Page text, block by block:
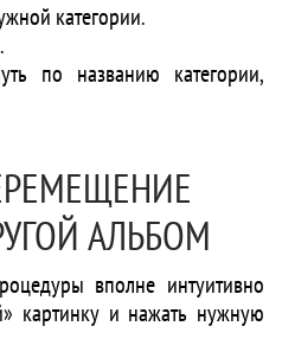
категории.
по названию категории,
АЛЬБОМ
вполне интуитивно
картинку и нажать нужную